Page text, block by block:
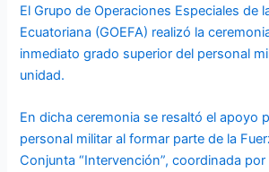
El Grupo de Operaciones Especiales de
Ecuatoriana (GOEFA) realizó la
inmediato grado superior del personal
unidad.
En dicha ceremonia se resaltó el apoyo
personal militar al formar parte de la
Conjunta “Intervención”, coordinada